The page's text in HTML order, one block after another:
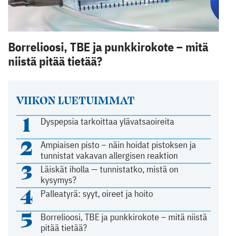
VIIKON LUETUIMMAT
1 Dyspepsia tarkoittaa ylävatsaoireita
2
Ampiaisen pisto – näin hoidat pistoksen ja
tunnistat vakavan allergisen reaktion
3
Läiskät iholla — tunnistatko, mistä on
kysymys?
4 Palleatyrä: syyt, oireet ja hoito
5
Borrelioosi, TBE ja punkkirokote – mitä niistä
pitää tietää?
Borrelioosi, TBE ja punkkirokote – mitä
niistä pitää tietää?